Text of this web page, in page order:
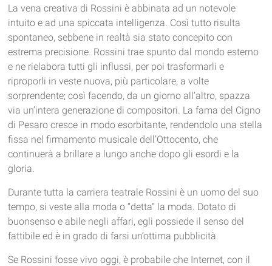
La vena creativa di Rossini è abbinata ad un notevole
intuito e ad una spiccata intelligenza. Così tutto risulta
spontaneo, sebbene in realtà sia stato concepito con
estrema precisione. Rossini trae spunto dal mondo esterno
e ne rielabora tutti gli influssi, per poi trasformarli e
riproporli in veste nuova, più particolare, a volte
sorprendente; così facendo, da un giorno all’altro, spazza
via un’intera generazione di compositori. La fama del Cigno
di Pesaro cresce in modo esorbitante, rendendolo una stella
fissa nel firmamento musicale dell’Ottocento, che
continuerà a brillare a lungo anche dopo gli esordi e la
gloria.
Durante tutta la carriera teatrale Rossini è un uomo del suo
tempo, si veste alla moda o “detta” la moda. Dotato di
buonsenso e abile negli affari, egli possiede il senso del
fattibile ed è in grado di farsi un’ottima pubblicità.
Se Rossini fosse vivo oggi, è probabile che Internet, con il